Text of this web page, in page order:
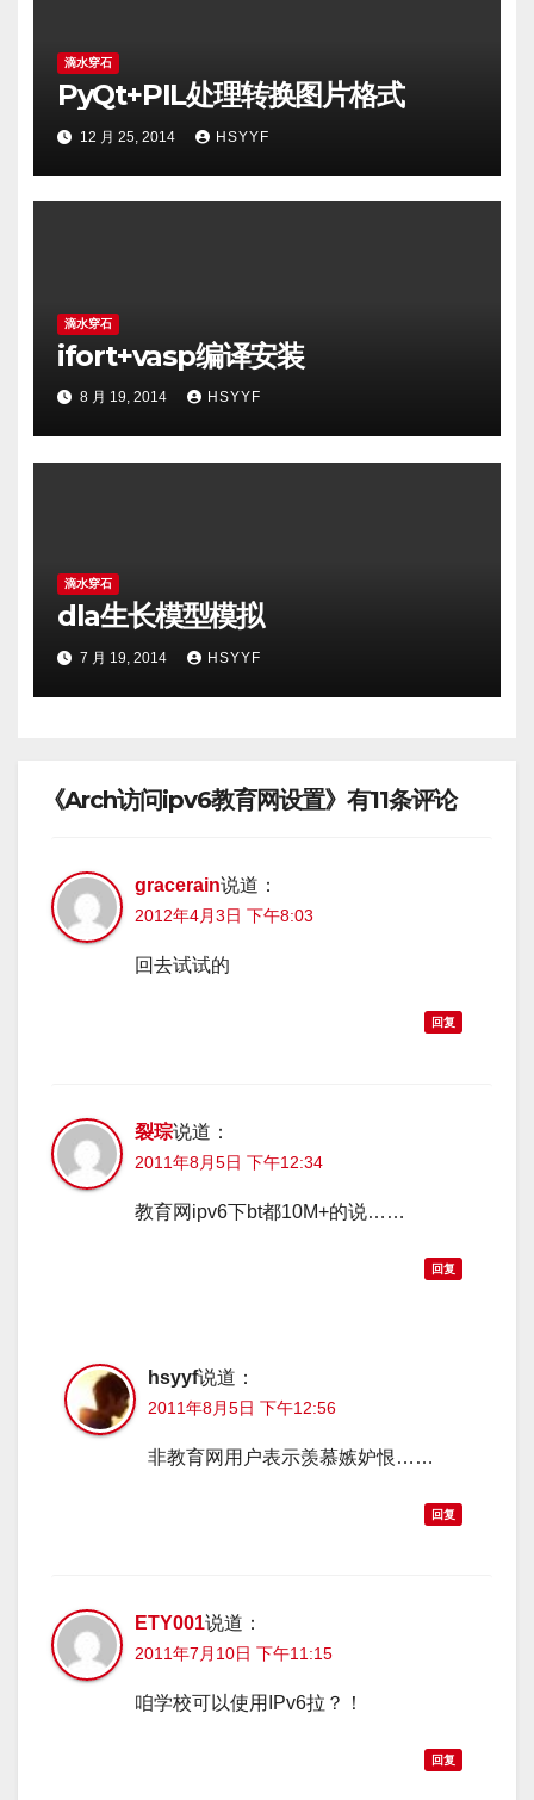
滴水穿石
PyQt+PIL处理转换图片格式
12 月 25, 2014 HSYYF
滴水穿石
ifort+vasp编译安装
8 月 19, 2014 HSYYF
滴水穿石
dla生长模型模拟
7 月 19, 2014 HSYYF
《Arch访问ipv6教育网设置》有11条评论
gracerain说道：
2012年4月3日 下午8:03
回去试试的
回复
裂琮说道：
2011年8月5日 下午12:34
教育网ipv6下bt都10M+的说……
回复
hsyyf说道：
2011年8月5日 下午12:56
非教育网用户表示羡慕嫉妒恨……
回复
ETY001说道：
2011年7月10日 下午11:15
咱学校可以使用IPv6拉？！
回复